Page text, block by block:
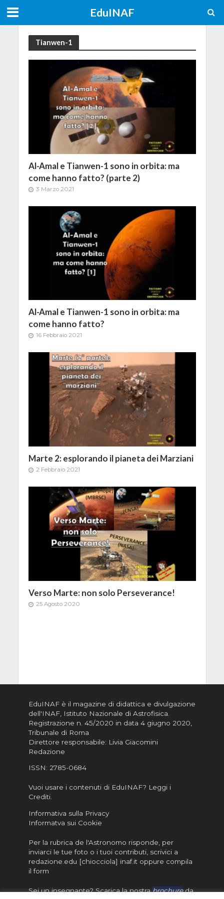
EduINAF
Tianwen-1
Al-Amal e Tianwen-1 sono in orbita: ma
come hanno fatto? (parte 2)
3 Marzo 2021
Al-Amal e Tianwen-1 sono in orbita: ma
come hanno fatto?
16 Febbraio 2021
Marte 2: esplorando il pianeta dei Marziani
2 Febbraio 2021
Verso Marte: non solo Perseverance!
25 Agosto 2020
EduINAF è il magazine di didattica e divulgazione
dell'INAF, Istituto Nazionale di Astrofisica
Registrazione n. 45/2020 in data 4 giugno 2020,
Tribunale di Roma
Direttore responsabile: Livia Giacomini
Redazione
ISSN: 2785-0684
Vuoi usare i contenuti di EduINAF? Leggi i
Crediti.
Informativa sulla Privacy
Informatva sui Cookie
Per la rubrica de l'Astronomo risponde, per
inviarci le tue foto o i tuoi contributi, scrivici a
redazione.edu [chiocciola] inaf.it oppure compila
il form
Sei un insegnante? Scarica la nostrabrochureda